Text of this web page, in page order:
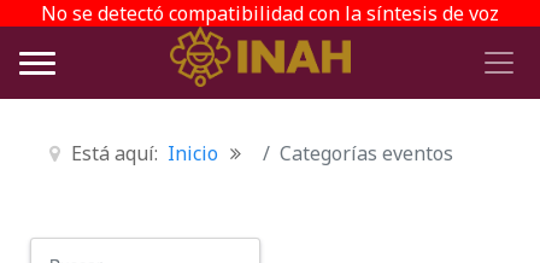
No se detectó compatibilidad con la síntesis de voz
Está aquí: Inicio Categorías eventos